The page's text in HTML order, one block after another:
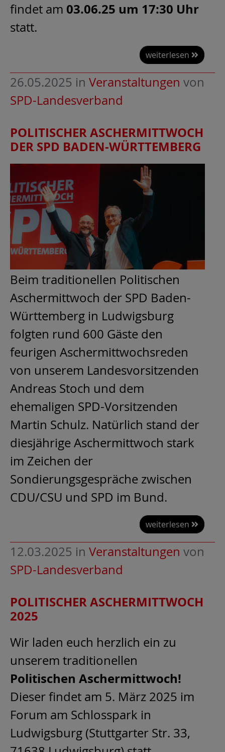
findet am 03.06.25 um 17:30 Uhr
statt.
weiterlesen
26.05.2025 in Veranstaltungen von
SPD-Landesverband
POLITISCHER ASCHERMITTWOCH
DER SPD BADEN-WÜRTTEMBERG
Beim traditionellen Politischen
Aschermittwoch der SPD Baden-
Württemberg in Ludwigsburg
folgten rund 600 Gäste den
feurigen Aschermittwochsreden
von unserem Landesvorsitzenden
Andreas Stoch und dem
ehemaligen SPD-Vorsitzenden
Martin Schulz. Natürlich stand der
diesjährige Aschermittwoch stark
im Zeichen der
Sondierungsgespräche zwischen
CDU/CSU und SPD im Bund.
weiterlesen
12.03.2025 in Veranstaltungen von
SPD-Landesverband
POLITISCHER ASCHERMITTWOCH
2025
Wir laden euch herzlich ein zu
unserem traditionellen
Politischen Aschermittwoch!
Dieser findet am 5. März 2025 im
Forum am Schlosspark in
Ludwigsburg (Stuttgarter Str. 33,